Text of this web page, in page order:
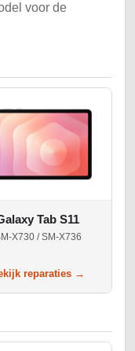
voor de
Tab S11
X730 / SM-X736
reparaties →